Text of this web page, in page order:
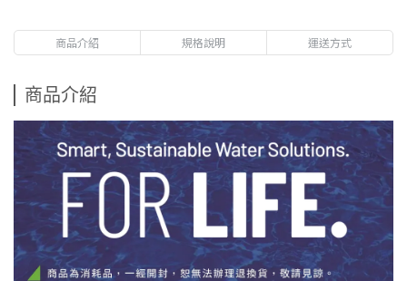
商品介紹 規格說明 運送方式
商品介紹